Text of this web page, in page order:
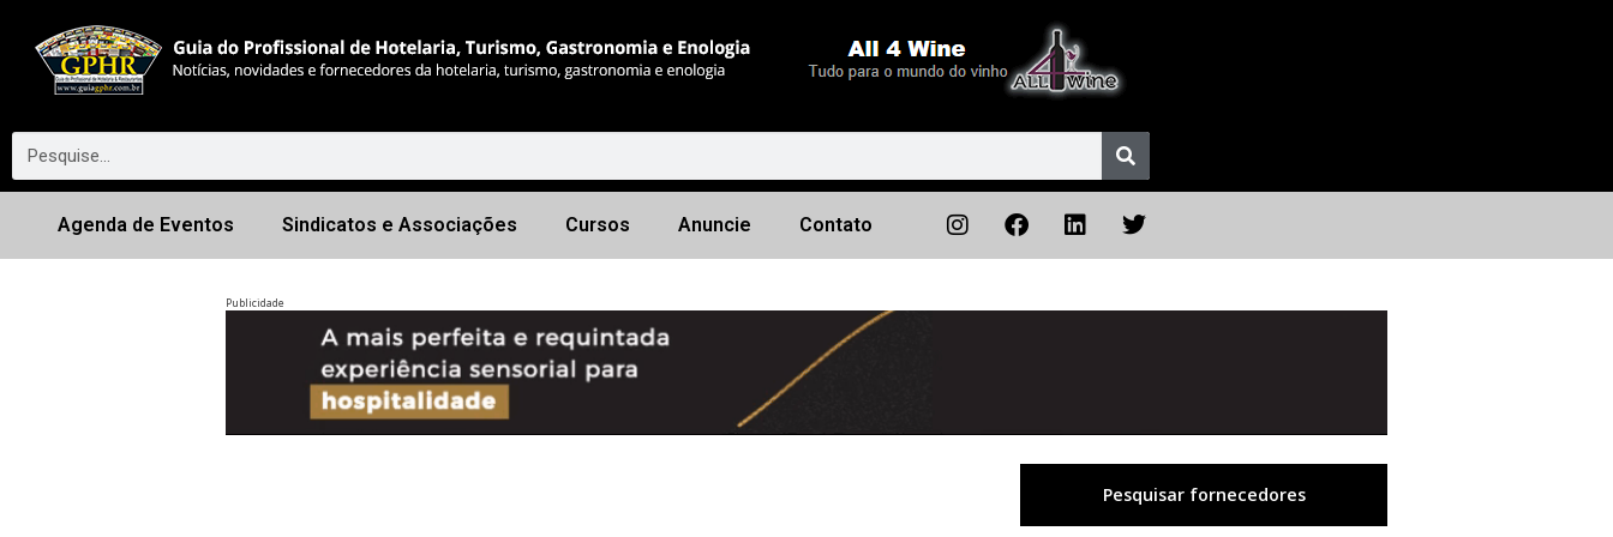
Agenda de Eventos Sindicatos e Associações Cursos Anuncie Contato
Publicidade
Próximo
Pesquisar fornecedores